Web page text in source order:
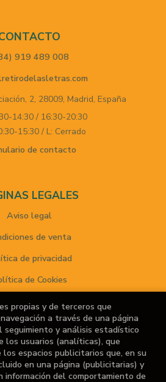
919 489 008
2, 28009, Madrid, España
14:30 / 16:30-20:30
15:30 / L: Cerrado
de contacto
LEGALES
Aviso legal
de venta
de privacidad
de Cookies
AL CLIENTE
Quiénes somos
Noticias
propias y de terceros que
a través de una página
seguimiento y análisis estadístico
los usuarios (analíticas), que
espacios publicitarios que, en su
en una página (publicitarias) y
información del comportamiento de